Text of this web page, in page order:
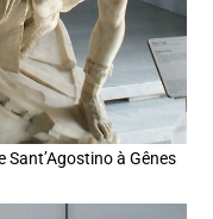
à Gênes